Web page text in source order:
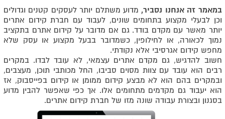
במאמר זה אנחנו נסביר, מדוע משתלם יותר לעסקים קטנים וגדולים
וכן לבעלי מקצוע בתחומים שונים, לעבוד עם חברת קידום אתרים
יותר מאשר עם מקדם בודד. גם אם מדובר על קידום אתרם בתקציב
נמוך לכאורה, או לחילופין, כשמדובר בבעל מקצוע או עסק שלא
מחפש קידום אגרסיבי אלא נקודתי.
חשוב להדגיש, גם מקדם אתרים עצמאי, לא עובד לבדו. במקרים
רבים הוא עובד עם צוות מסוים סביבו, החל מכותבי תוכן, מעצבים,
ובמקרים בהם הוא לא מבצע קידום ממומן או קידום בפייסבוק, אז
הוא יעבוד גם מקדמים מתחומים אלו. אך כפי שאפשר להבין מדוע
בסגנון ובצורת עבודה שונה מזו של חברת קידום אתרים.